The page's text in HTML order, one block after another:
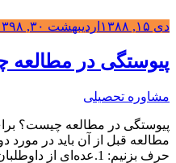
دی ۱۵, ۱۳۸۸ اردیبهشت ۳۰, ۱۳۹۸
پیوستگی در
مشاوره تحصیلی
پیوستگی در مطالعه چیست؟
مطالعه قبل از آن باید در
حرف بزنیم: 1.عده‌ای از داوطلبان چند روز